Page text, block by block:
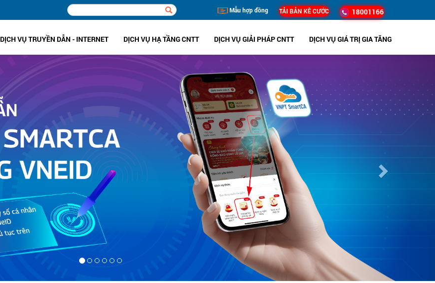
Mẫu hợp đồng TẢI BẢN KÊ CƯỚC 18001166
DỊCH VỤ TRUYỀN DẪN - INTERNET DỊCH VỤ HẠ TẦNG CNTT DỊCH VỤ GIẢI PHÁP CNTT DỊCH VỤ GIÁ TRỊ GIA TĂNG